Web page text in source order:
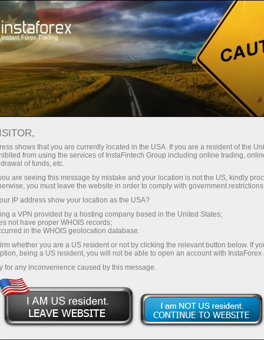
Трейдерам
Торговые условия
EURJPY.fx
182.633 (%) 06 Aug 2026 21:08
Купить
182.633
182.507
Мнение трейдеров
Закрытие
181.858
shows that you are currently located in the USA. If you are a resident of the
from using the services of InstaFintech Group including online trading,
of funds, etc.
are seeing this message by mistake and your location is not the US, kindly
you must leave the website in order to comply with government
IP address show your location as the USA?
a VPN provided by a hosting company based in the United States;
not have proper WHOIS records;
in the WHOIS geolocation database.
whether you are a US resident or not by clicking the relevant button below. If
being a US resident, you will not be able to open an account with InstaForex
for any inconvenience caused by this message.